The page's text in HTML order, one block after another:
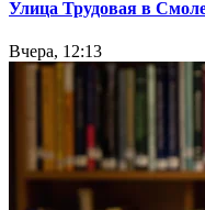
Улица Трудовая в
Вчера, 12:13